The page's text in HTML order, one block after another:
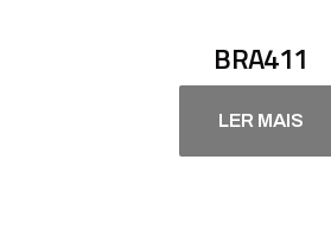
BRA411
LER MAIS